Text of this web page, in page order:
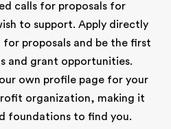
calls for proposals for
to support. Apply directly
proposals and be the first
and grant opportunities.
own profile page for your
organization, making it
foundations to find you.